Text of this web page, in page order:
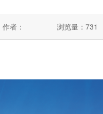
作者： 浏览量： 731